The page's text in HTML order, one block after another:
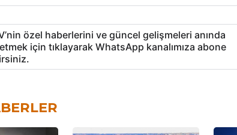
özel haberlerini ve güncel gelişmeleri anında
için tıklayarak WhatsApp kanalımıza abone